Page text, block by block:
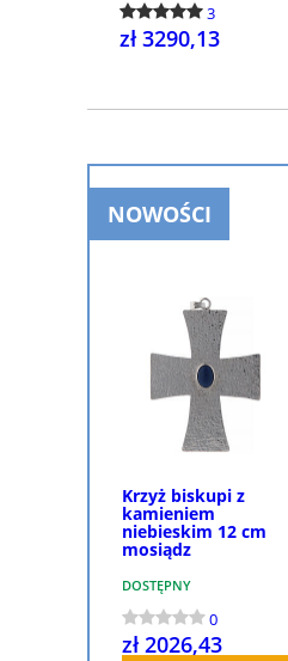
3
zł 3290,13
NOWOŚCI
Krzyż biskupi z
kamieniem
niebieskim 12 cm
mosiądz
DOSTĘPNY
0
zł 2026,43